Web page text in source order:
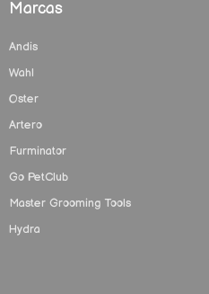
Marcas
Andis
Wahl
Oster
Artero
Furminator
Go PetClub
Master Grooming Tools
Hydra